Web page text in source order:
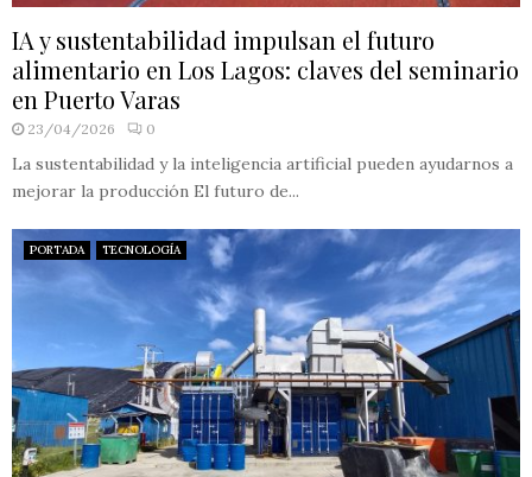
IA y sustentabilidad impulsan el futuro
alimentario en Los Lagos: claves del seminario
en Puerto Varas
23/04/2026 0
La sustentabilidad y la inteligencia artificial pueden ayudarnos a
mejorar la producción El futuro de...
PORTADA TECNOLOGÍA